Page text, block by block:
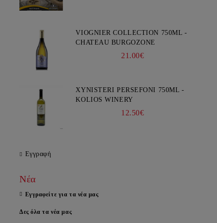
VIOGNIER COLLECTION 750ML -
CHATEAU BURGOZONE
21.00€
XYNISTERI PERSEFONI 750ML -
KOLIOS WINERY
12.50€
Εγγραφή
Νέα
Εγγραφείτε για τα νέα μας
Δες όλα τα νέα μας